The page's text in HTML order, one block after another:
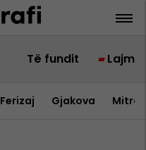
Të fundit Lajme
Ferizaj Gjakova